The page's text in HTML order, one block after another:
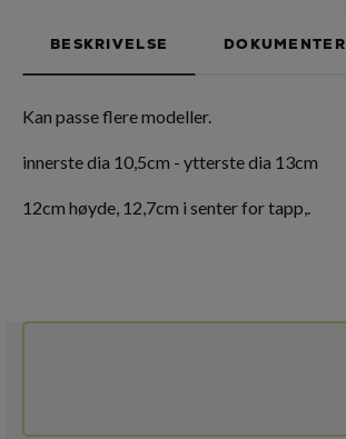
BESKRIVELSE DOKUMENTER
Kan passe flere modeller.
innerste dia 10,5cm - ytterste dia 13cm
12cm høyde, 12,7cm i senter for tapp,.